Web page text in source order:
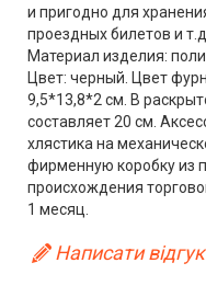
и пригодно для
проездных билетов и
Материал изделия:
Цвет: черный. Цвет
9,5*13,8*2 см. В
составляет 20 см.
хлястика на
фирменную коробку из
происхождения
1 месяц.
Написати